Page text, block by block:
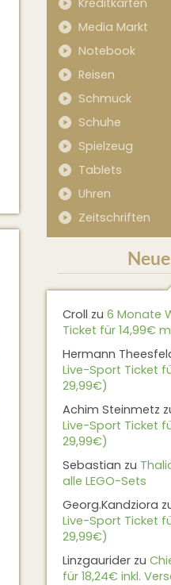
Kreditkarten
Media Markt
Notebook
Reisen
Schmuck
Schuhe
Spielzeug
Tablets
Uhren
Zeitschriften
Croll zu 6 Monate
Ticket für 14,99€
Hermann
Live-Sport Ticket
29,99€)
Achim Steinmetz
Live-Sport Ticket
29,99€)
Sebastian zu
alle LEGO-Sets
Georg.Kandziora
Live-Sport Ticket
29,99€)
Linzgaurider zu
für 18,24€ inkl.